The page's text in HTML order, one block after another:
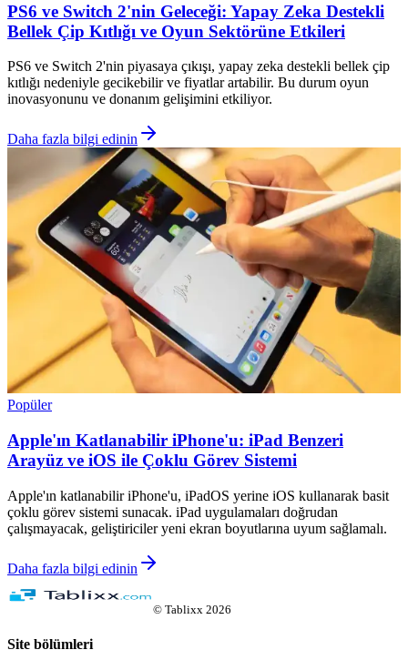
PS6 ve Switch 2'nin Geleceği: Yapay Zeka Destekli
Bellek Çip Kıtlığı ve Oyun Sektörüne Etkileri
PS6 ve Switch 2'nin piyasaya çıkışı, yapay zeka destekli bellek çip
kıtlığı nedeniyle gecikebilir ve fiyatlar artabilir. Bu durum oyun
inovasyonunu ve donanım gelişimini etkiliyor.
Daha fazla bilgi edinin
Popüler
Apple'ın Katlanabilir iPhone'u: iPad Benzeri
Arayüz ve iOS ile Çoklu Görev Sistemi
Apple'ın katlanabilir iPhone'u, iPadOS yerine iOS kullanarak basit
çoklu görev sistemi sunacak. iPad uygulamaları doğrudan
çalışmayacak, geliştiriciler yeni ekran boyutlarına uyum sağlamalı.
Daha fazla bilgi edinin
© Tablixx 2026
Site bölümleri